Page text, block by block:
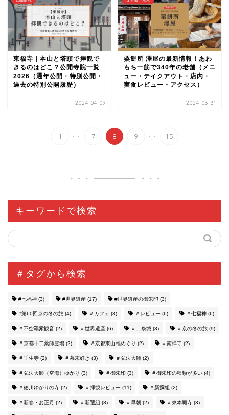
東福寺｜本山と塔頭で拝観で
きるのはどこ？公開寺院一覧
2026（通年公開・特別公開・
過去の特別公開履歴）
2024-04-09
粟餅所 澤屋の最新情報！あわ
もち一筋で340年の老舗（メニ
ュー・テイクアウト・店内・
実食レビュー・アクセス）
2024-03-31
1 ... 7 8 9 ... 15
キーワードで検索
＃タグから検索
#七福神 (3) #世界遺産 (17) #世界遺産の御朱印 (3)
#第60回京の冬の旅 (4) ＃カフェ (3) ＃レビュー (6) ＃七福神 (6)
＃不空羂索観音 (2) ＃世界遺産 (6) ＃二条城 (3) ＃京の冬の旅 (9)
＃京都十二薬師霊場 (2) ＃京都東山福めぐり (2) ＃南禅寺 (2)
＃壬生寺 (2) ＃幕末好き (3) ＃弘法大師 (2)
＃弘法大師（空海）ゆかり (3) ＃御朱印 (3) ＃御朱印の種類が多い (4)
＃徳川ゆかりの寺 (2) ＃拝観レビュー (11) ＃新撰組 (2)
＃新春・お正月 (2) ＃新選組 (3) ＃早朝 (2) ＃東本願寺 (3)